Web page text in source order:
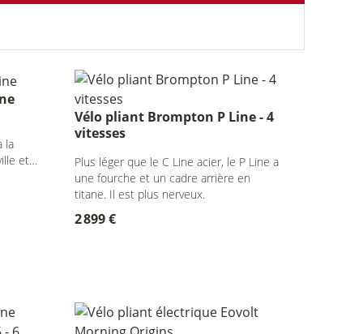
la
et
Vélo pliant Brompton P Line - 4
vitesses
Plus léger que le C Line acier, le P Line a
une fourche et un cadre arrière en
titane. Il est plus nerveux.
2 899 €